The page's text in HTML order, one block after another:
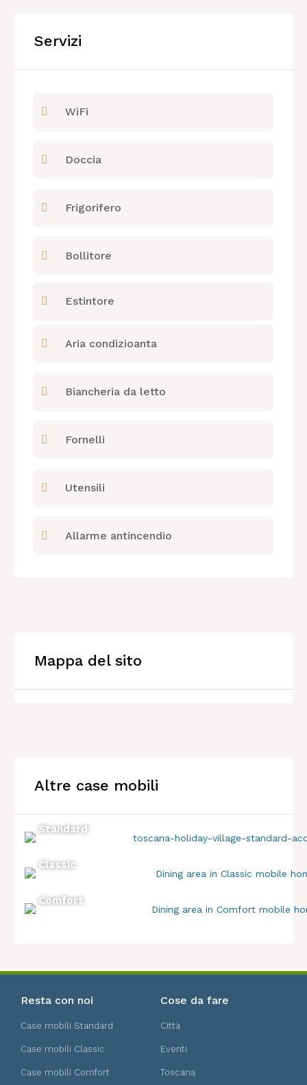
Servizi
WiFi
Doccia
Frigorifero
Bollitore
Estintore
Aria condizioanta
Biancheria da letto
Fornelli
Utensili
Allarme antincendio
Mappa del sito
Altre case mobili
Standard
Classic
Comfort
Resta con noi
Case mobili Standard
Case mobili Classic
Case mobili Comfort
Cose da fare
Città
Eventi
Toscana